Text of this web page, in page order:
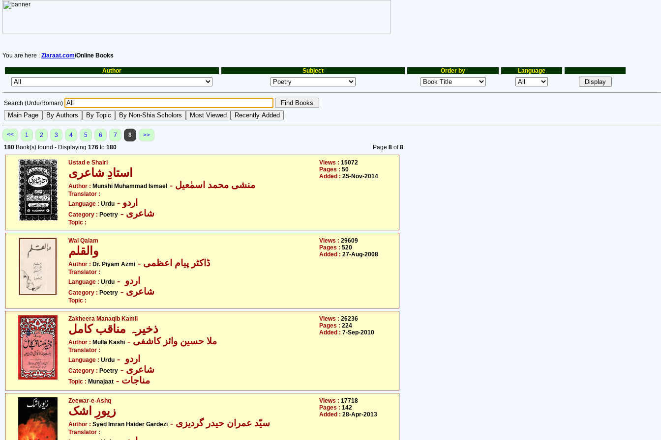
You are here : Ziaraat.com/Online Books
Author Subject Order by Language
Search (Urdu/Roman)
<< 1 2 3 4 5 6 7 8
>>
180 Book(s) found - Displaying 176 to 180 Page 8of8
Ustad e Shairi
استادِ شاعری
Author : Munshi Muhammad Ismael - منشی محمد اسمٰعیل
Translator :
Language : Urdu - اردو
Category : Poetry - شاعری
Topic :
Views : 15072
Pages : 50
Added : 25-Nov-2014
Wal Qalam
Author : Dr. Piyam Azmi - ڈاکٹر پیام اعظمی
Translator :
Language : Urdu
Category : Poetry - شاعری
Topic :
Views : 29609
Pages : 520
Added : 27-Aug-2008
Zakheera Manaqib Kamil
Author : Mulla Kashi - ملا حسین وائز کاشفی
Translator :
Language : Urdu
Category : Poetry - شاعری
Topic : Munajaat - مناجات
Views : 26236
Pages : 224
Added : 7-Sep-2010
Zeewar-e-Ashq
زیورِ اشک
Author : Syed Imran Haider Gardezi - سیّد عمران حیدر گردیزی
Translator :
Views : 17718
Pages : 142
Added : 28-Apr-2013